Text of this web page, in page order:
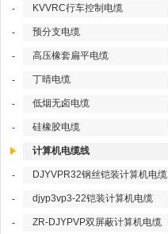
- KVVRC行车控制电缆
- 预分支电缆
- 高压橡套扁平电缆
- 丁晴电缆
- 低烟无卤电缆
- 硅橡胶电缆
计算机电缆线
- DJYVPR32钢丝铠装计算机电缆
- djyp3vp3-22铠装计算机电缆
- ZR-DJYPVP双屏蔽计算机电缆